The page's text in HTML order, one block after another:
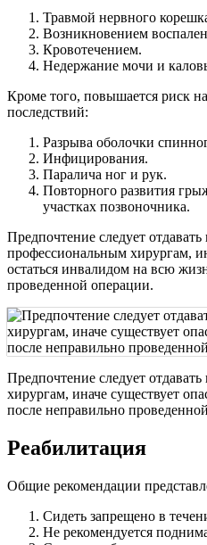
Травмой нервного
Возникновением
Кровотечением.
Недержание мочи и
Кроме того, повышается риск
последствий:
Разрыва оболочки
Инфицирования.
Паралича ног и рук.
Повторного развития
участках позвоночника.
Предпочтение следует
профессиональным хирургам,
остаться инвалидом на всю
проведенной операции.
Предпочтение следует
хирургам, иначе существует
после неправильно
Реабилитация
Общие рекомендации
Сидеть запрещено в
Не рекомендуется